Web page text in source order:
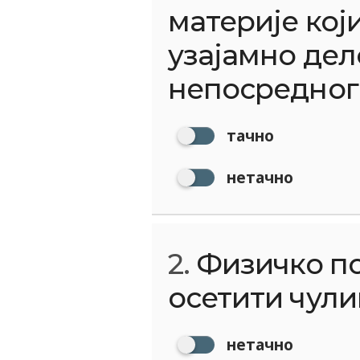
материје
узајамно
тачно
нетачно
2. Физичко
осетити
нетачно